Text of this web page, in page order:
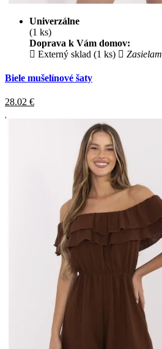
Univerzálne
(1 ks)
Doprava k Vám domov:
Externý sklad (1 ks)
Biele mušelínové šaty
28.02 €